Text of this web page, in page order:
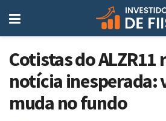
Cotistas do ALZR11
notícia inesperada:
muda no fundo